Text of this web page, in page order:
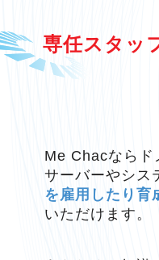
専任スタッ
Me Chacならド
サーバーやシス
を雇用したり育
いただけます。